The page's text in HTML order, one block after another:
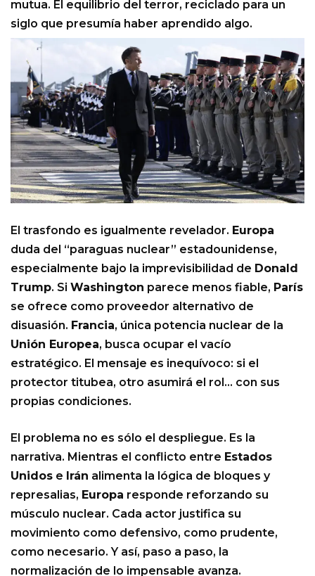
mutua. El equilibrio del terror, reciclado para un
siglo que presumía haber aprendido algo.
El trasfondo es igualmente revelador. Europa
duda del “paraguas nuclear” estadounidense,
especialmente bajo la imprevisibilidad de Donald
Trump. Si Washington parece menos fiable, París
se ofrece como proveedor alternativo de
disuasión. Francia, única potencia nuclear de la
Unión Europea, busca ocupar el vacío
estratégico. El mensaje es inequívoco: si el
protector titubea, otro asumirá el rol… con sus
propias condiciones.
El problema no es sólo el despliegue. Es la
narrativa. Mientras el conflicto entre Estados
Unidos e Irán alimenta la lógica de bloques y
represalias, Europa responde reforzando su
músculo nuclear. Cada actor justifica su
movimiento como defensivo, como prudente,
como necesario. Y así, paso a paso, la
normalización de lo impensable avanza.